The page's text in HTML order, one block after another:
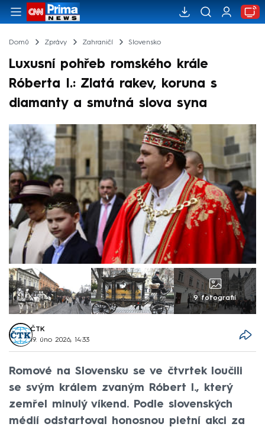
Domů Zprávy Zahraničí Slovensko
Luxusní pohřeb romského krále
Róberta I.: Zlatá rakev, koruna s
diamanty a smutná slova syna
9 fotografií
ČTK
19. úno 2026, 14:33
Romové na Slovensku se ve čtvrtek loučili
se svým králem zvaným Róbert I., který
zemřel minulý víkend. Podle slovenských
médií odstartoval honosnou pietní akci za